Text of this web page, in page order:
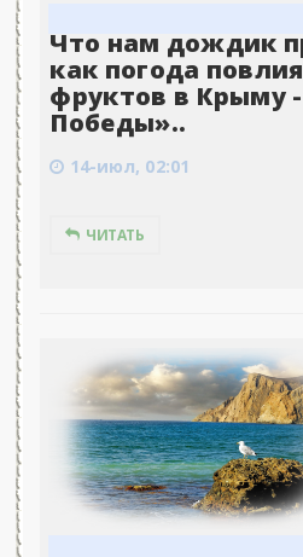
Что нам дождик
как погода
фруктов в Крыму
Победы»..
14-июл, 02:01
ЧИТАТЬ